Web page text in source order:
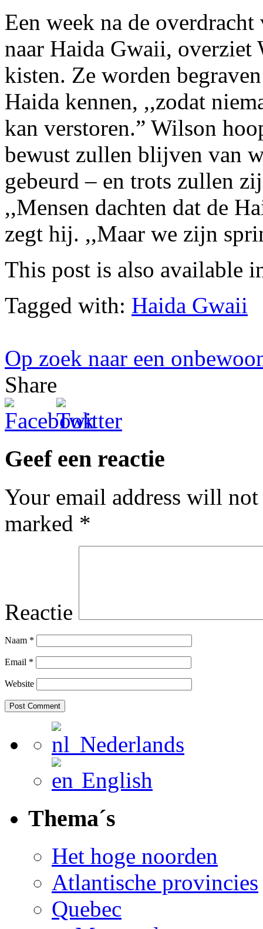
Een week na de
naar Haida Gwaii,
kisten. Ze worden
Haida kennen, ,,zodat
kan verstoren.” Wilson
bewust zullen blijven van
gebeurd – en trots zullen
,,Mensen dachten dat de
zegt hij. ,,Maar we zijn
This post is also available
Tagged with: Haida Gwaii
Op zoek naar een
Share
Geef een reactie
Your email address will
marked *
Reactie
Naam *
Email *
Website
Nederlands
English
Thema´s
Het hoge noorden
Atlantische provincies
Quebec